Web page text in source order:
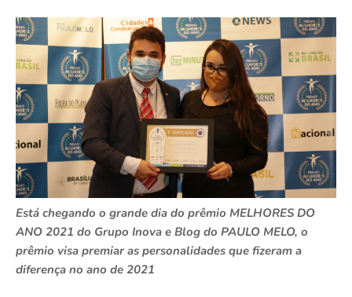
Está chegando o grande dia do prêmio MELHORES DO
ANO 2021 do Grupo Inova e Blog do PAULO MELO, o
prêmio visa premiar as personalidades que fizeram a
diferença no ano de 2021